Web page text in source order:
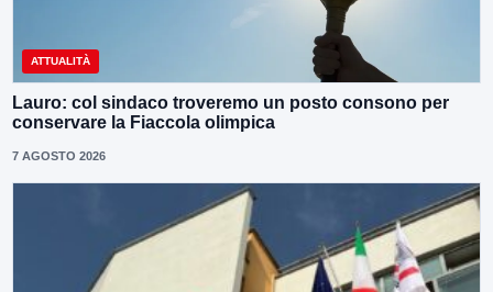
ATTUALITÀ
Lauro: col sindaco troveremo un posto consono per
conservare la Fiaccola olimpica
7 AGOSTO 2026